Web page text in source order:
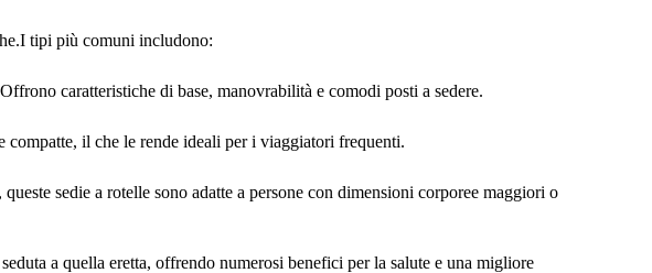
tipi più comuni includono:
caratteristiche di base, manovrabilità e comodi posti a sedere.
compatte, il che le rende ideali per i viaggiatori frequenti.
sedie a rotelle sono adatte a persone con dimensioni corporee maggiori o
a quella eretta, offrendo numerosi benefici per la salute e una migliore